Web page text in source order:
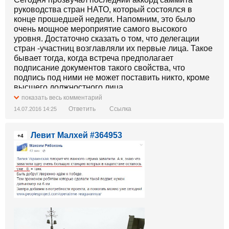
руководства стран НАТО, который состоялся в
конце прошедшей недели. Напомним, это было
очень мощное мероприятие самого высокого
уровня. Достаточно сказать о том, что делегации
стран -участниц возглавляли их первые лица. Такое
бывает тогда, когда встреча предполагает
подписание документов такого свойства, что
подпись под ними не может поставить никто, кроме
высшего должностного лица.
Основным документом оказалось коммюнике -
программный документ, который зафиксировал
ближайший десяток лет. Сам документ имеет
довольно внушительный размер и состоит из 139
объемных пунктов, охватывающих буквально все
сферы деятельности Альянса. Кроме того, был
подписан ряд других документов, которые включали
в себя данные закрытого характера и не
подлежащие огласке.
найти решения для каждого из них, сформулировать
и изложить в виде документов решительно
показать весь комментарий
14.07.2016 14:25 Ответить Ссылка
+4 Левит Малхей #364953